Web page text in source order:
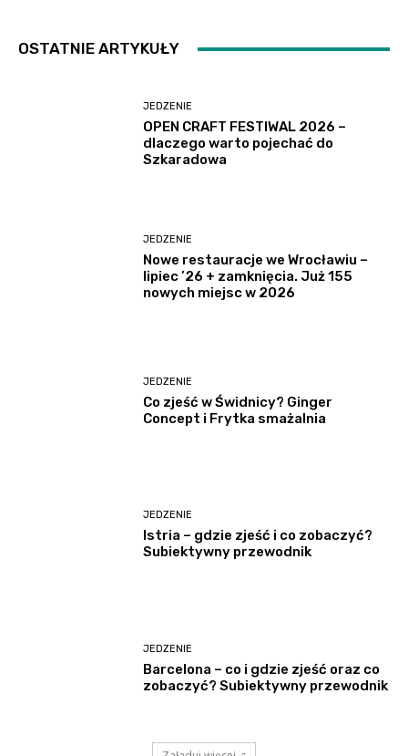
OSTATNIE ARTYKUŁY
JEDZENIE
OPEN CRAFT FESTIWAL 2026 –
dlaczego warto pojechać do
Szkaradowa
JEDZENIE
Nowe restauracje we Wrocławiu –
lipiec ’26 + zamknięcia. Już 155
nowych miejsc w 2026
JEDZENIE
Co zjeść w Świdnicy? Ginger
Concept i Frytka smażalnia
JEDZENIE
Istria – gdzie zjeść i co zobaczyć?
Subiektywny przewodnik
JEDZENIE
Barcelona – co i gdzie zjeść oraz co
zobaczyć? Subiektywny przewodnik